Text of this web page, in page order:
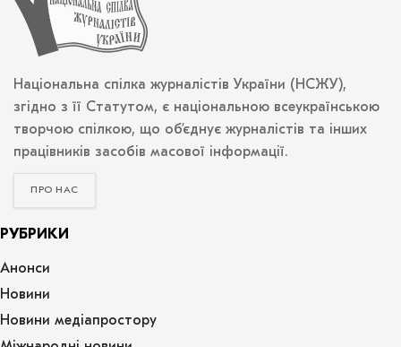
Національна спілка журналістів України (НСЖУ),
згідно з її Статутом, є національною всеукраїнською
творчою спілкою, що об’єднує журналістів та інших
працівників засобів масової інформації.
ПРО НАС
РУБРИКИ
Анонси
Новини
Новини медіапростору